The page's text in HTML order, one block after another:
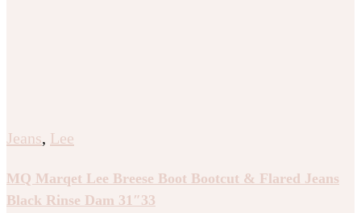
Jeans, Lee
MQ Marqet Lee Breese Boot Bootcut & Flared Jeans
Black Rinse Dam 31″33